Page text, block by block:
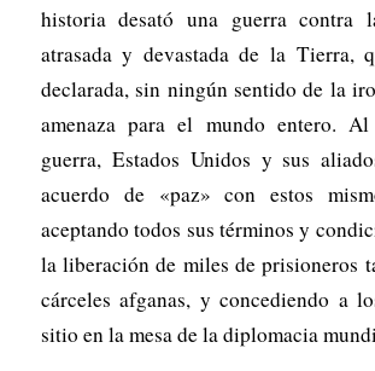
historia desató una guerra contra
atrasada y devastada de la Tierra,
declarada, sin ningún sentido de la
amenaza para el mundo entero.
guerra, Estados Unidos y sus
acuerdo de «paz» con estos
aceptando todos sus términos y
la liberación de miles de prisioneros
cárceles afganas, y concediendo a
sitio en la mesa de la diplomacia